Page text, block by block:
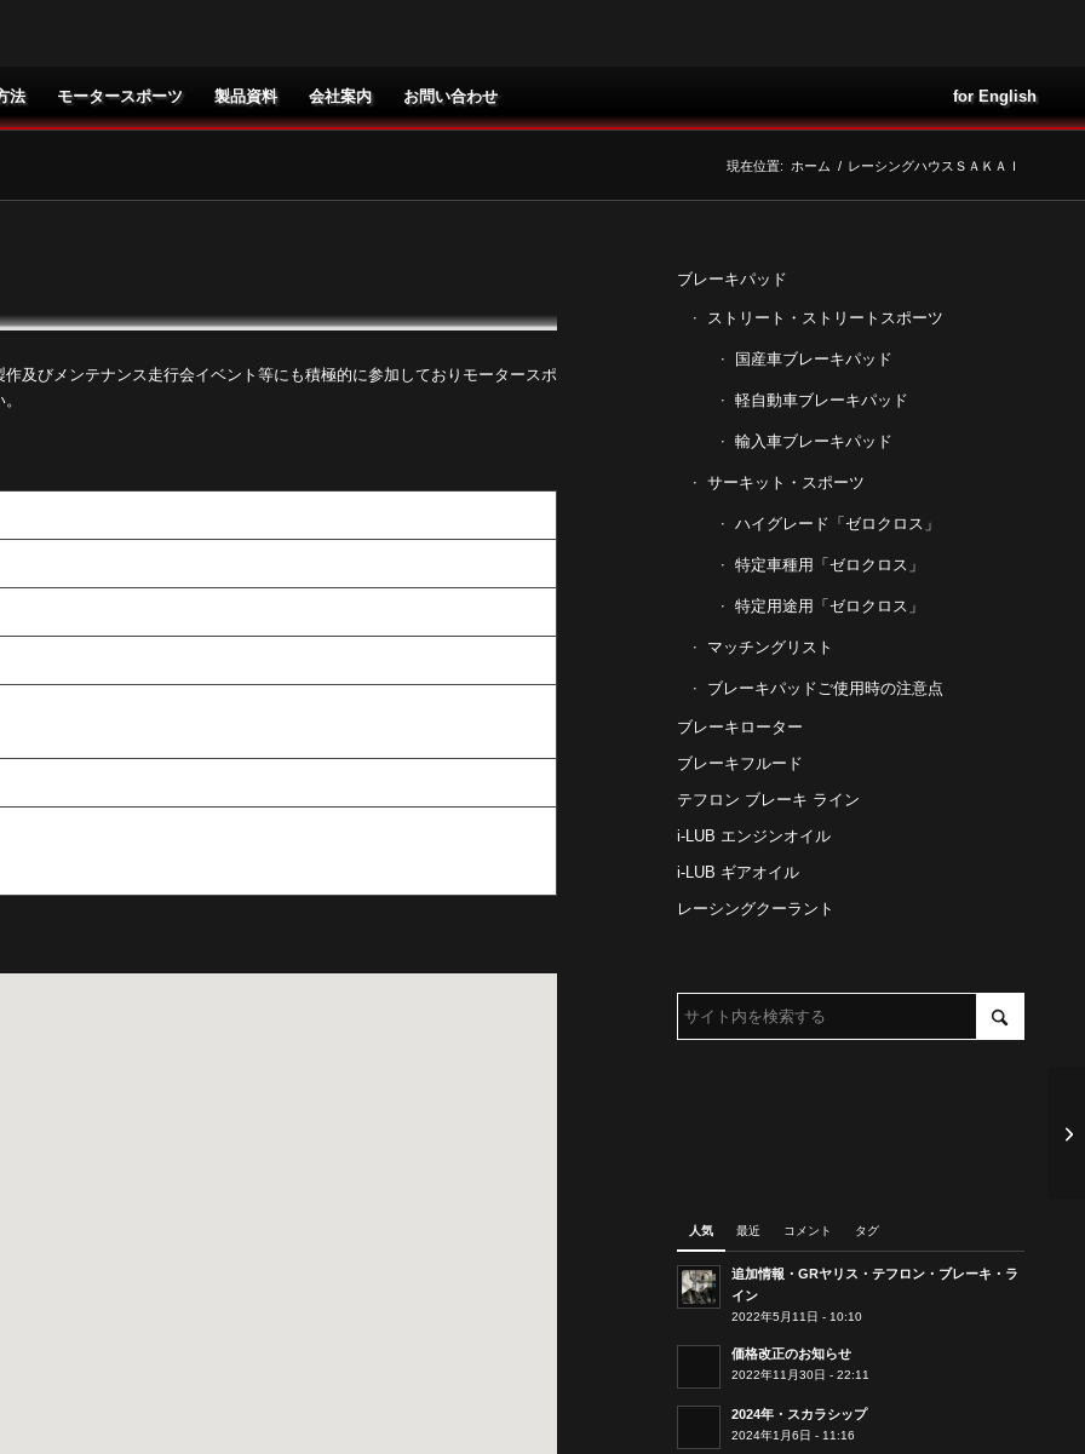
法 モータースポーツ 製品資料 会社案内 お問い合わせ for English
現在位置: ホーム / レーシングハウスＳＡＫＡＩ
及びメンテナンス走行会イベント等にも積極的に参加しておりモータースポ
ブレーキパッド
ストリート・ストリートスポーツ
国産車ブレーキパッド
軽自動車ブレーキパッド
輸入車ブレーキパッド
サーキット・スポーツ
ハイグレード「ゼロクロス」
特定車種用「ゼロクロス」
特定用途用「ゼロクロス」
マッチングリスト
ブレーキパッドご使用時の注意点
ブレーキローター
ブレーキフルード
テフロン ブレーキ ライン
i-LUB エンジンオイル
i-LUB ギアオイル
レーシングクーラント
人気 最近 コメント タグ
追加情報・GRヤリス・テフロン・ブレーキ・ラ
イン
2022年5月11日 - 10:10
価格改正のお知らせ
2022年11月30日 - 22:11
2024年・スカラシップ
2024年1月6日 - 11:16